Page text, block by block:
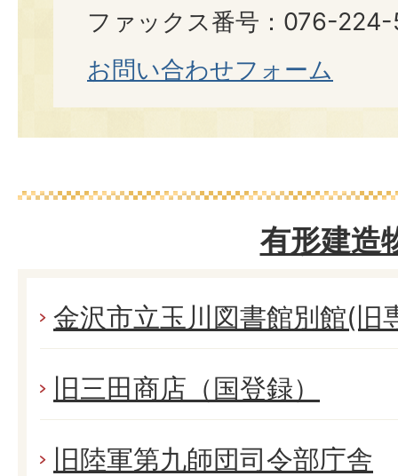
ファックス番号：076-
お問い合わせフォーム
有形建造
金沢市立玉川図書館別館(旧
旧三田商店（国登録）
旧陸軍第九師団司令部庁舎